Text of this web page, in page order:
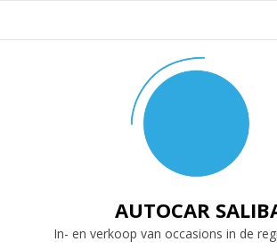
AUTOCAR
In- en verkoop van occasions in de